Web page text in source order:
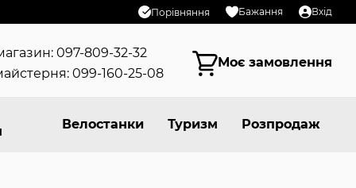
Порівняння Бажання Вхід
097-809-32-32
099-160-25-08
Моє замовлення
Велостанки Туризм Розпродаж